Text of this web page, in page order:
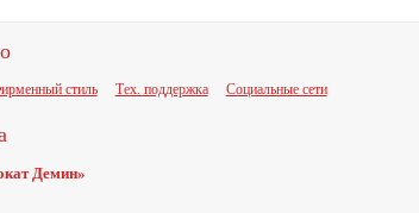
стиль Тех. поддержка Социальные сети
Демин»